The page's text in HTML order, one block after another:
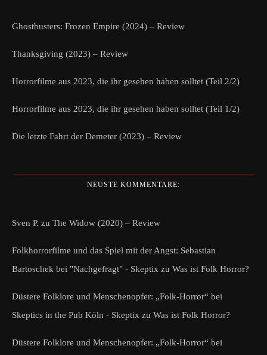
Ghostbusters: Frozen Empire (2024) – Review
Thanksgiving (2023) – Review
Horrorfilme aus 2023, die ihr gesehen haben solltet (Teil 2/2)
Horrorfilme aus 2023, die ihr gesehen haben solltet (Teil 1/2)
Die letzte Fahrt der Demeter (2023) – Review
NEUSTE KOMMENTARE:
Sven P. zu The Widow (2020) – Review
Folkhorrorfilme und das Spiel mit der Angst: Sebastian
Bartoschek bei "Nachgefragt" - Skeptix zu Was ist Folk Horror?
Düstere Folklore und Menschenopfer: „Folk-Horror“ bei
Skeptics in the Pub Köln - Skeptix zu Was ist Folk Horror?
Düstere Folklore und Menschenopfer: „Folk-Horror“ bei